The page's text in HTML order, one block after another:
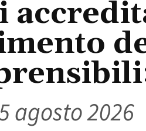
agosto 2026